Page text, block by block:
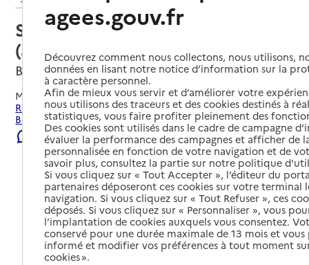
Service autonomie à domicile
(aide) – ADMR
Bordeaux, GIRONDE
Mis à jour le22/07/2026
Rechercher les établissements et services autour de
Bordeaux.
Signaler une erreur
agees.gouv.fr
Découvrez comment nous collectons, nous utilisons,
données en lisant notre notice d’information sur la
à caractère personnel.
Afin de mieux vous servir et d’améliorer votre
nous utilisons des traceurs et des cookies destinés à
statistiques, vous faire profiter pleinement des
Des cookies sont utilisés dans le cadre de campagne
évaluer la performance des campagnes et afficher de
personnalisée en fonction de votre navigation et de
savoir plus, consultez la partie sur notre politique
Si vous cliquez sur « Tout Accepter », l’éditeur du
partenaires déposeront ces cookies sur votre terminal
navigation. Si vous cliquez sur « Tout Refuser », ces
déposés. Si vous cliquez sur « Personnaliser », vous
l’implantation de cookies auxquels vous consentez.
conservé pour une durée maximale de 13 mois et
informé et modifier vos préférences à tout moment
cookies ».